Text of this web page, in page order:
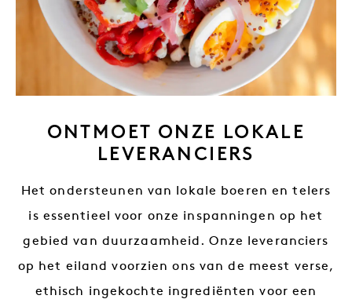
ONTMOET ONZE LOKALE
LEVERANCIERS
Het ondersteunen van lokale boeren en telers
is essentieel voor onze inspanningen op het
gebied van duurzaamheid. Onze leveranciers
op het eiland voorzien ons van de meest verse,
ethisch ingekochte ingrediënten voor een